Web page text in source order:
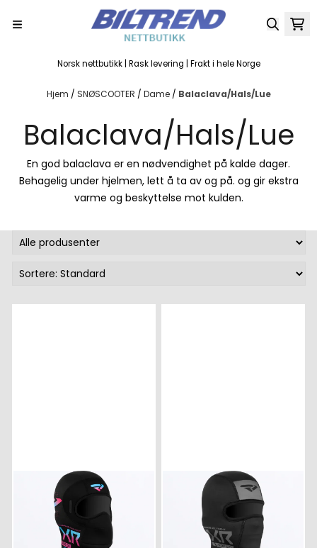
Norsk nettbutikk | Rask levering | Frakt i hele Norge
Hjem / SNØSCOOTER / Dame / Balaclava/Hals/Lue
Balaclava/Hals/Lue
En god balaclava er en nødvendighet på kalde dager.
Behagelig under hjelmen, lett å ta av og på. og gir ekstra
varme og beskyttelse mot kulden.